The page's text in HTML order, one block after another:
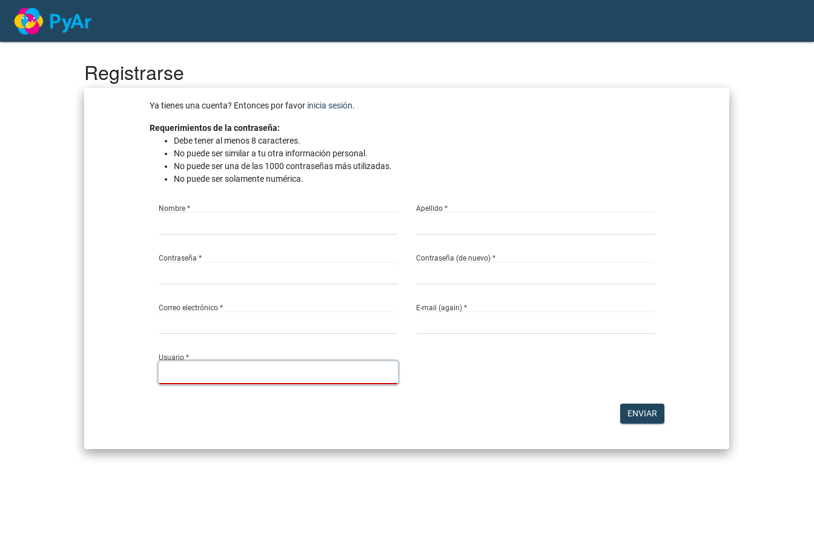
Registrarse
Ya tienes una cuenta? Entonces por favor inicia sesión.
Requerimientos de la contraseña:
Debe tener al menos 8 caracteres.
No puede ser similar a tu otra información personal.
No puede ser una de las 1000 contraseñas más utilizadas.
No puede ser solamente numérica.
Nombre * Apellido *
Contraseña * Contraseña (de nuevo) *
Correo electrónico * E-mail (again) *
Usuario *
ENVIAR